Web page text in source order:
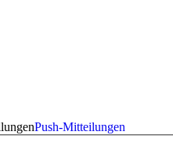
Push-Mitteilungen